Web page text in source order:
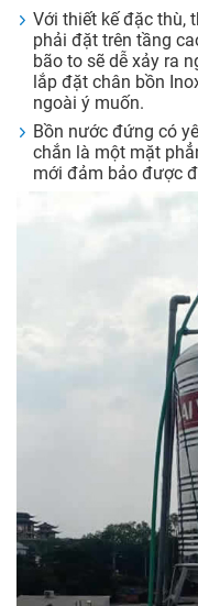
Với thiết kế đặc thù,
phải đặt trên tầng
bão to sẽ dễ xảy ra
lắp đặt chân bồn
ngoài ý muốn.
Bồn nước đứng có
chắn là một mặt
mới đảm bảo được